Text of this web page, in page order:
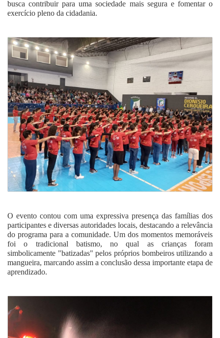
busca contribuir para uma sociedade mais segura e fomentar o
exercício pleno da cidadania.
O evento contou com uma expressiva presença das famílias dos
participantes e diversas autoridades locais, destacando a relevância
do programa para a comunidade. Um dos momentos memoráveis
foi o tradicional batismo, no qual as crianças foram
simbolicamente "batizadas" pelos próprios bombeiros utilizando a
mangueira, marcando assim a conclusão dessa importante etapa de
aprendizado.